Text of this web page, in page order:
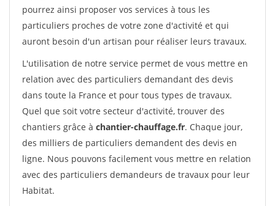
pourrez ainsi proposer vos services à tous les
particuliers proches de votre zone d'activité et qui
auront besoin d'un artisan pour réaliser leurs travaux.
L'utilisation de notre service permet de vous mettre en
relation avec des particuliers demandant des devis
dans toute la France et pour tous types de travaux.
Quel que soit votre secteur d'activité, trouver des
chantiers grâce à chantier-chauffage.fr. Chaque jour,
des milliers de particuliers demandent des devis en
ligne. Nous pouvons facilement vous mettre en relation
avec des particuliers demandeurs de travaux pour leur
Habitat.